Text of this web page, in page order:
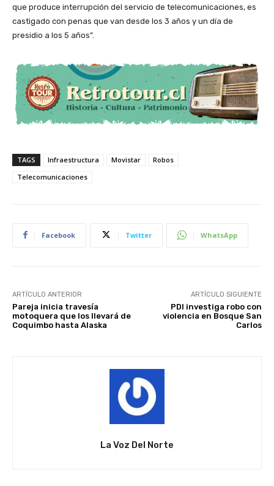
que produce interrupción del servicio de telecomunicaciones, es
castigado con penas que van desde los 3 años y un día de
presidio a los 5 años”.
TAGS Infraestructura Movistar
Robos
Telecomunicaciones
Facebook Twitter WhatsApp
ARTÍCULO ANTERIOR
Pareja inicia travesía
motoquera que los llevará de
Coquimbo hasta Alaska
ARTÍCULO SIGUIENTE
PDI investiga robo con
violencia en Bosque San
Carlos
La Voz Del Norte